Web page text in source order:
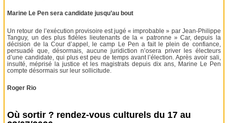
Marine Le Pen sera candidate jusqu’au bout
Un retour de l’exécution provisoire est jugé « improbable » par Jean-Philippe
Tanguy, un des plus fidèles lieutenants de la « patronne » Car, depuis la
décision de la Cour d’appel, le camp Le Pen a fait le plein de confiance,
persuadé que, désormais, aucune juridiction n’osera priver les électeurs
d’une candidate, qui plus est peu de temps avant l’élection. Après avoir sali,
insulté, méprisé la justice et les magistrats depuis dix ans, Marine Le Pen
compte désormais sur leur sollicitude.
Roger Rio
Où sortir ? rendez-vous culturels du 17 au